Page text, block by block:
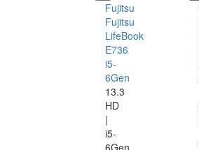
Fujitsu
Fujitsu
LifeBook
E736
i5-
6Gen
13.3
HD
|
i5-